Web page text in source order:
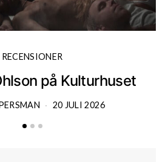
RECENSIONER
på Kulturhuset
20 JULI 2026